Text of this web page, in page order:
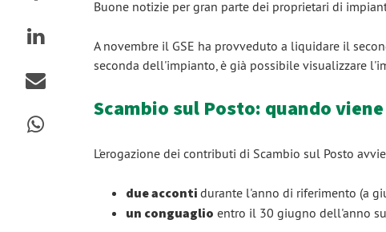
Buone notizie per gran parte dei proprietari di
A novembre il GSE ha provveduto a liquidare il
seconda dell'impianto, è già possibile visualizzare
Scambio sul Posto: quando
L'erogazione dei contributi di Scambio sul Posto
due acconti durante l'anno di riferimento (a
un conguaglio entro il 30 giugno dell'anno